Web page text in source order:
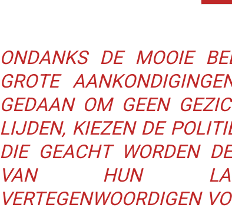
ONDANKS DE MOOIE
GROTE
GEDAAN OM GEEN
LIJDEN, KIEZEN DE
DIE GEACHT WORDEN
VAN HUN
VERTEGENWOORDIGEN